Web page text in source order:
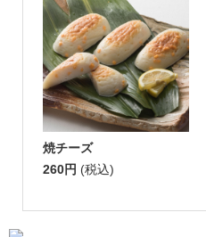
焼チーズ
260円 (税込)